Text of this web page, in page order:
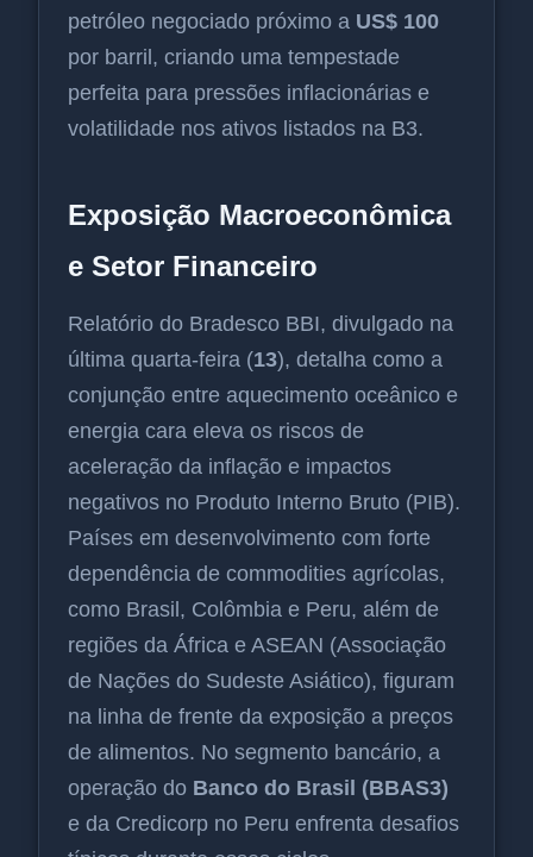
petróleo negociado próximo a US$ 100
por barril, criando uma tempestade
perfeita para pressões inflacionárias e
volatilidade nos ativos listados na B3.
Exposição Macroeconômica
e Setor Financeiro
Relatório do Bradesco BBI, divulgado na
última quarta-feira (13), detalha como a
conjunção entre aquecimento oceânico e
energia cara eleva os riscos de
aceleração da inflação e impactos
negativos no Produto Interno Bruto (PIB).
Países em desenvolvimento com forte
dependência de commodities agrícolas,
como Brasil, Colômbia e Peru, além de
regiões da África e ASEAN (Associação
de Nações do Sudeste Asiático), figuram
na linha de frente da exposição a preços
de alimentos. No segmento bancário, a
operação do Banco do Brasil (BBAS3)
e da Credicorp no Peru enfrenta desafios